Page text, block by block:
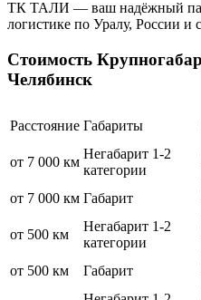
ТК ТАЛИ — ваш надёжный
логистике по Уралу, России и
Стоимость
Челябинск
Расстояние Габариты
от 7 000 км
Негабарит 1-2
категории
от 7 000 км Габарит
от 500 км
Негабарит 1-2
категории
от 500 км Габарит